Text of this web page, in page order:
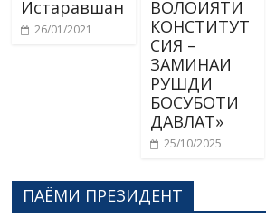
Истаравшан
26/01/2021
ВОЛОИЯТИ
КОНСТИТУТ
СИЯ –
ЗАМИНАИ
РУШДИ
БОСУБОТИ
ДАВЛАТ»
25/10/2025
ПАЁМИ ПРЕЗИДЕНТ